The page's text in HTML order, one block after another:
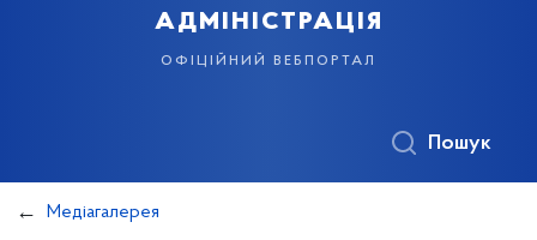
адміністрація
офіційний вебпортал
Пошук
Медіагалерея